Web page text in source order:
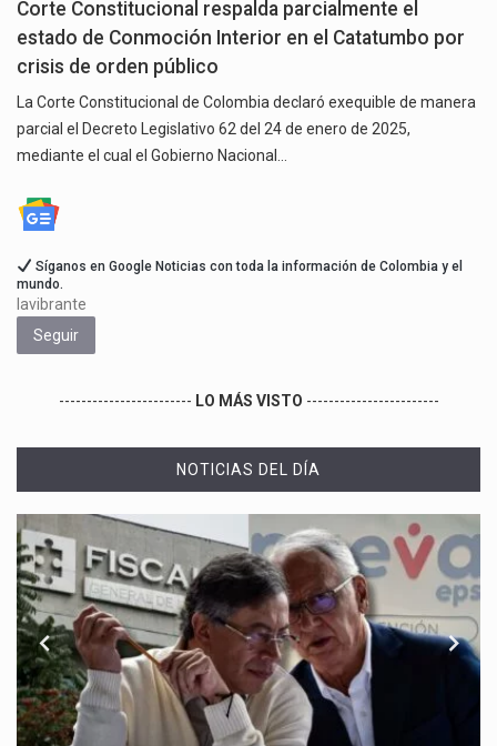
Corte Constitucional respalda parcialmente el
estado de Conmoción Interior en el Catatumbo por
crisis de orden público
La Corte Constitucional de Colombia declaró exequible de manera
parcial el Decreto Legislativo 62 del 24 de enero de 2025,
mediante el cual el Gobierno Nacional…
Síganos en Google Noticias con toda la información de Colombia y el
mundo.
lavibrante
Seguir
------------------------ LO MÁS VISTO ------------------------
NOTICIAS DEL DÍA